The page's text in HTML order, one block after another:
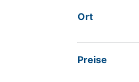
Ort
Preise